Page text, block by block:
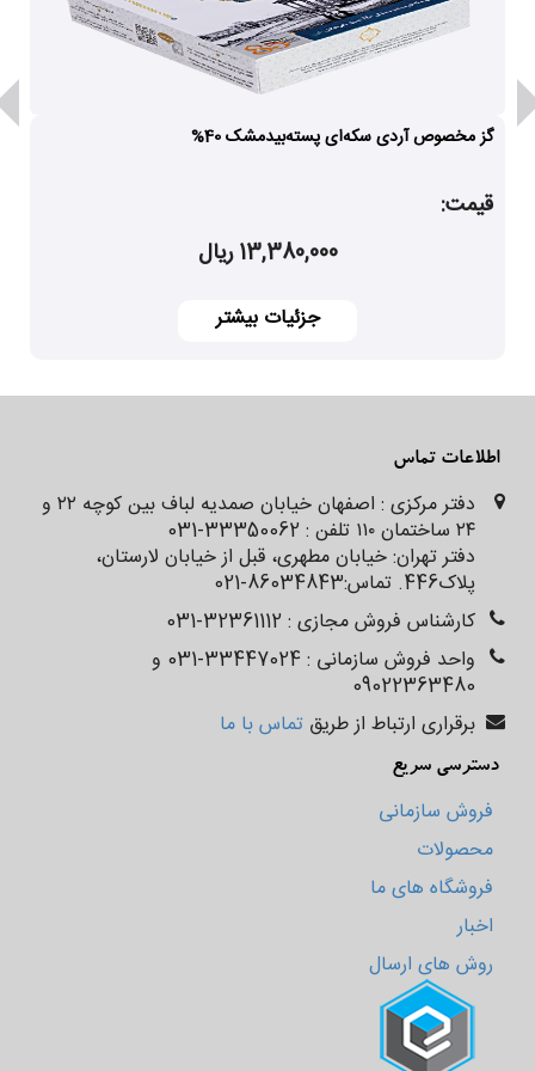
چنانچه بخواهید گز را به مدت طولانی نگهداری
کنید، هر بسته را قبل از باز کردن روکش روی جعبه
یک سال نگهداری کنید ونیم ساعت قبل از سرو
کردن از فریزر خارج نمایید. در فصل زمستان
نگهداری نمایید.​​
دیگر
لوز بادام ونارگیل ، انواع شربت های سنتی،
نبات و پولکی
گز مخصوص آردی سکه‌ای پسته‌بیدمشک 40%
قیمت:
13,380,000 ریال
جزئیات بیشتر
اطلاعات تماس
دفتر مرکزی : اصفهان خیابان صمدیه لباف بین کوچه ۲۲ و
۲۴ ساختمان ۱۱۰ تلفن : 33350062-031
دفتر تهران: خیابان مطهری، قبل از خیابان لارستان،
پلاک‌‌‌‌‌‌446. تماس:86034843-021
کارشناس فروش مجازی : 32361112-031
واحد فروش سازمانی : 33447024-031 و
09022363480
برقراری ارتباط از طریق تماس با ما
دسترسی سریع
فروش سازمانی
محصولات
فروشگاه های ما
اخبار
روش های ارسال